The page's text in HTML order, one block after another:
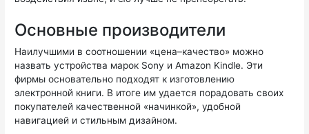
Основные производители
Наилучшими в соотношении «цена–качество» можно
назвать устройства марок Sony и Amazon Kindle. Эти
фирмы основательно подходят к изготовлению
электронной книги. В итоге им удается порадовать своих
покупателей качественной «начинкой», удобной
навигацией и стильным дизайном.